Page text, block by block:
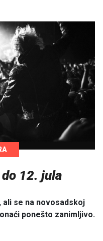
12. jula
se na novosadskoj
ponešto zanimljivo.